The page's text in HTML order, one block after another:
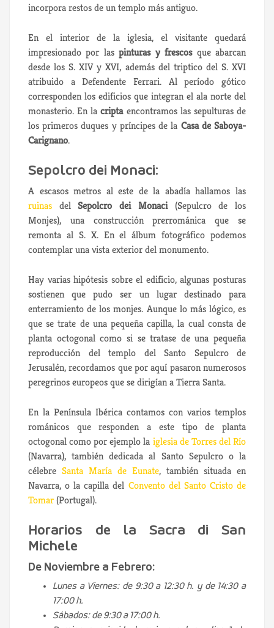
incorpora restos de un templo más antiguo.
En el interior de la iglesia, el visitante quedará
impresionado por laspinturas y frescosque abarcan
desde los S. XIV y XVI, además del triptico del S. XVI
atribuido a Defendente Ferrari. Al período gótico
corresponden los edificios que integran el ala norte del
monasterio. En lacriptaencontramos las sepulturas de
los primeros duques y príncipes de la Casa de Saboya-
Carignano.
Sepolcro dei Monaci:
A escasos metros al este de la abadía hallamos las
ruinas delSepolcro dei Monaci(Sepulcro de los
Monjes), una construcción prerrománica que se
remonta al S. X. En el álbum fotográfico podemos
contemplar una vista exterior del monumento.
Hay varias hipótesis sobre el edificio, algunas posturas
sostienen que pudo ser un lugar destinado para
enterramiento de los monjes. Aunque lo más lógico, es
que se trate de una pequeña capilla, la cual consta de
planta octogonal como si se tratase de una pequeña
reproducción del templo del Santo Sepulcro de
Jerusalén, recordamos que por aquí pasaron numerosos
peregrinos europeos que se dirigían a Tierra Santa.
En la Península Ibérica contamos con varios templos
románicos que responden a este tipo de planta
octogonal como por ejemplo la iglesia de Torres del Río
(Navarra), también dedicada al Santo Sepulcro o la
célebre Santa María de Eunate, también situada en
Navarra, o la capilla del Convento del Santo Cristo de
Tomar(Portugal).
Horarios de la Sacra di San
Michele
De Noviembre a Febrero:
Lunes a Viernes: de 9:30 a 12:30 h. y de 14:30 a
17:00 h.
Sábados: de 9:30 a 17:00 h.